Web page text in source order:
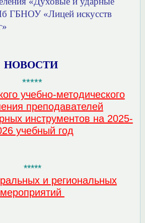
ГБНОУ «Лицей искусств
НОВОСТИ
*****
учебно-методического
преподавателей
инструментов на 2025-
учебный год
*****
и региональных
мероприятий